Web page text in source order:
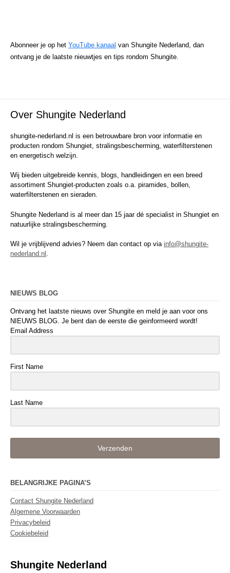
Abonneer je op het YouTube kanaal van Shungite Nederland, dan
ontvang je de laatste nieuwtjes en tips rondom Shungite.
Over Shungite Nederland
shungite-nederland.nl is een betrouwbare bron voor informatie en
producten rondom Shungiet, stralingsbescherming, waterfilterstenen
en energetisch welzijn.
Wij bieden uitgebreide kennis, blogs, handleidingen en een breed
assortiment Shungiet-producten zoals o.a. piramides, bollen,
waterfilterstenen en sieraden.
Shungite Nederland is al meer dan 15 jaar dé specialist in Shungiet en
natuurlijke stralingsbescherming.
Wil je vrijblijvend advies? Neem dan contact op via info@shungite-
nederland.nl .
NIEUWS BLOG
Ontvang het laatste nieuws over Shungite en meld je aan voor ons
NIEUWS BLOG. Je bent dan de eerste die geinformeerd wordt!
Email Address
First Name
Last Name
Verzenden
BELANGRIJKE PAGINA’S
Contact Shungite Nederland
Algemene Voorwaarden
Privacybeleid
Cookiebeleid
Shungite Nederland